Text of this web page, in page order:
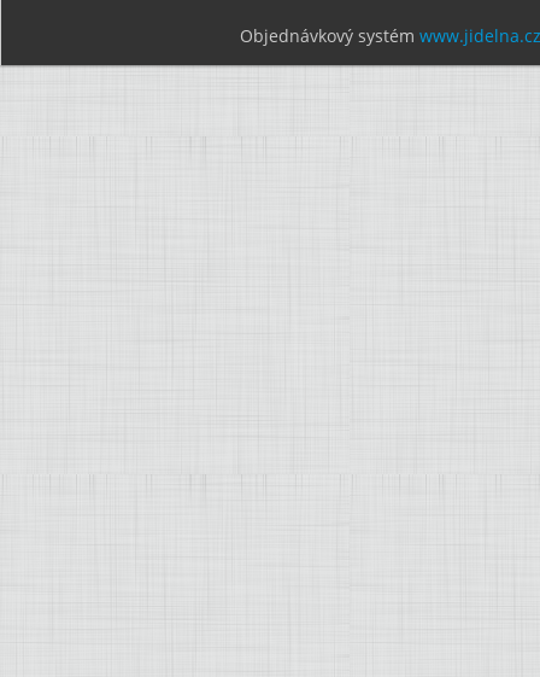
Objednávkový systém www.jidelna.cz